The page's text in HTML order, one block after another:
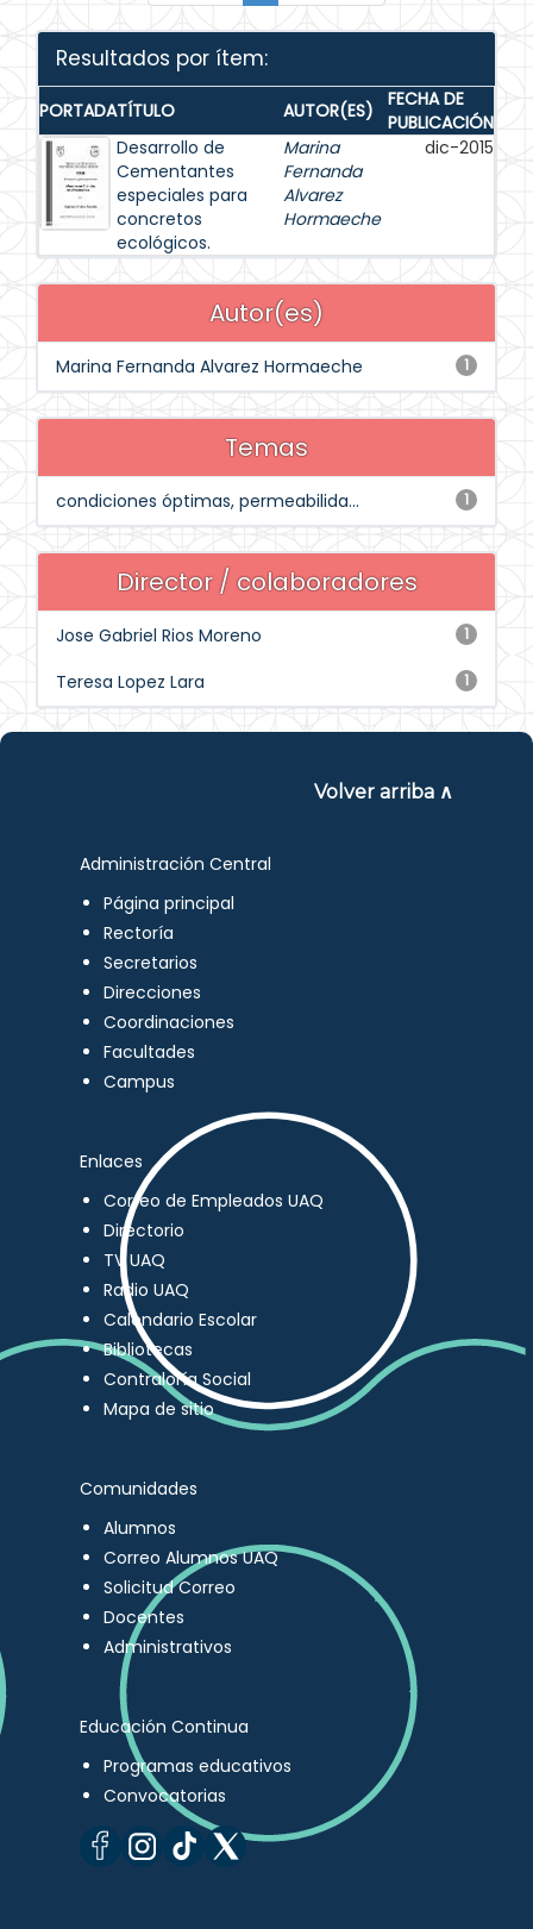
Resultados por ítem:
PORTADATÍTULO AUTOR(ES)
FECHA DE
PUBLICACIÓN
Desarrollo de
Cementantes
especiales para
concretos
ecológicos.
Marina
Fernanda
Alvarez
Hormaeche
dic-2015
Autor(es)
1
Marina Fernanda Alvarez Hormaeche
Temas
1
condiciones óptimas, permeabilida...
Director / colaboradores
1
Jose Gabriel Rios Moreno
1
Teresa Lopez Lara
Volver arriba ∧
Administración Central
Página principal
Rectoría
Secretarios
Direcciones
Coordinaciones
Facultades
Campus
Enlaces
Correo de Empleados UAQ
Directorio
TV UAQ
Radio UAQ
Calendario Escolar
Bibliotecas
Contraloría Social
Mapa de sitio
Comunidades
Alumnos
Correo Alumnos UAQ
Solicitud Correo
Docentes
Administrativos
Educación Continua
Programas educativos
Convocatorias